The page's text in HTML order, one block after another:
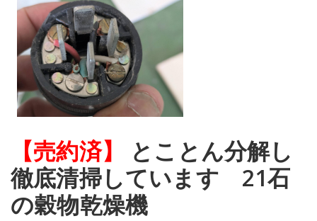
【売約済】
とことん分解し
徹底清掃しています 21石
の穀物乾燥機